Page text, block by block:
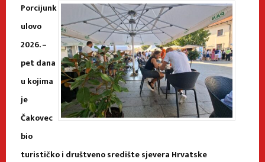
Porcijunk
ulovo
2026. –
pet dana
u kojima
je
Čakovec
bio
turističko i društveno središte sjevera Hrvatske